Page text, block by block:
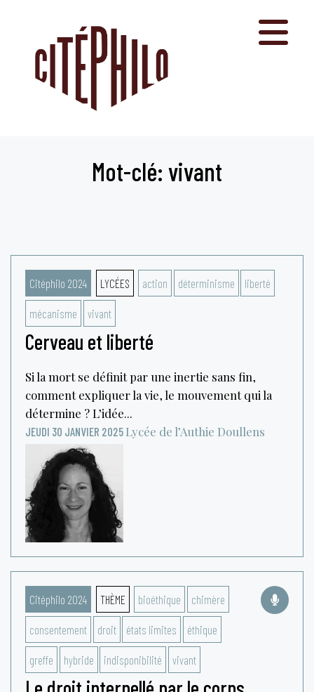
Mot-clé: vivant
Citéphilo 2024 LYCÉES action déterminisme liberté
mécanisme vivant
Cerveau et liberté
Si la mort se définit par une inertie sans fin,
comment expliquer la vie, le mouvement qui la
détermine ? L’idée...
JEUDI 30 JANVIER 2025 Lycée de l’Authie Doullens
Citéphilo 2024 THÈME bioéthique chimère
consentement droit états limites éthique
greffe hybride indisponibilité vivant